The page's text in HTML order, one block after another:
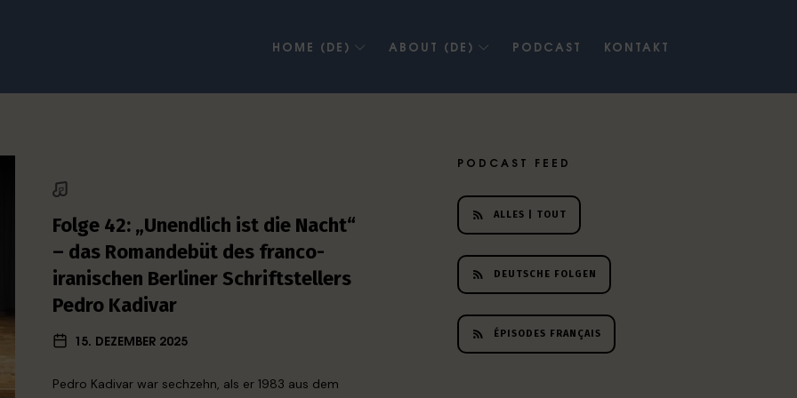
HOME (DE) ABOUT (DE) PODCAST KONTAKT
Folge 42: „Unendlich ist die Nacht“
– das Romandebüt des franco-
iranischen Berliner Schriftstellers
Pedro Kadivar
15. DEZEMBER 2025
Pedro Kadivar war sechzehn, als er 1983 aus dem
PODCAST FEED
ALLES | TOUT
DEUTSCHE FOLGEN
ÉPISODES FRANÇAIS